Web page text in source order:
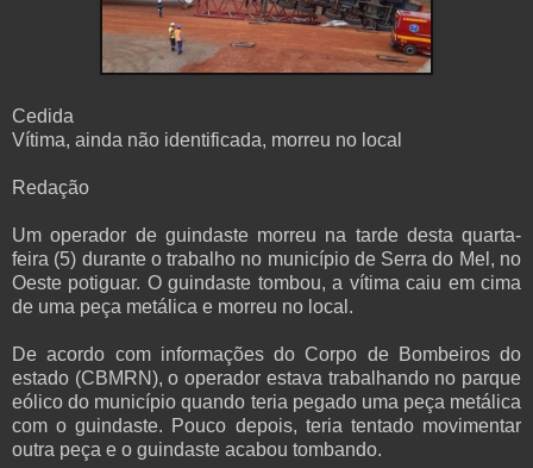
Cedida
Vítima, ainda não identificada, morreu no local
Redação
Um operador de guindaste morreu na tarde desta quarta-
feira (5) durante o trabalho no município de Serra do Mel, no
Oeste potiguar. O guindaste tombou, a vítima caiu em cima
de uma peça metálica e morreu no local.
De acordo com informações do Corpo de Bombeiros do
estado (CBMRN), o operador estava trabalhando no parque
eólico do município quando teria pegado uma peça metálica
com o guindaste. Pouco depois, teria tentado movimentar
outra peça e o guindaste acabou tombando.